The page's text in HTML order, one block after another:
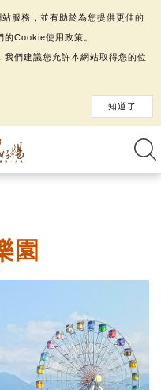
園
服務，並有助於為您提供更佳的
Cookie使用政策。
們建議您允許本網站取得您的位
知道了